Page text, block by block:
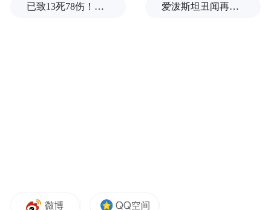
已致13死78伤！这是乌方对俄本土发动的最致命袭击之一 爱泼斯坦丑闻再曝新线索！美国顶级艺术学校爆70起性侵黑幕，近50名成年人被指控